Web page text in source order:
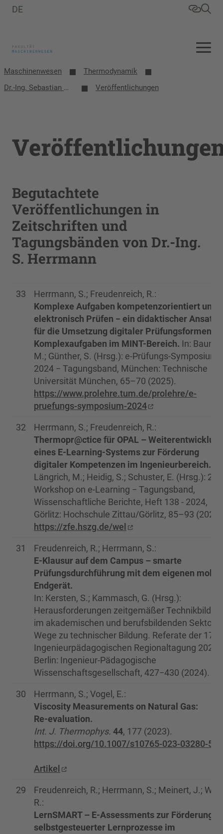
DE
Maschinenwesen
Thermodynamik
Dr.-Ing. Sebastian Herrmann
Veröffentlichungen
Begutachtete
Veröffentlichungen in
Zeitschriften und
Tagungsbänden von Dr.-Ing.
S. Herrmann
33
Herrmann, S.; Freudenreich, R.:
Komplexe Aufgaben kompetenzorientiert und
elektronisch Prüfen − ein didaktischer Ansatz
für die Umsetzung digitaler Prüfungsformen
Komplexaufgaben im MINT-Bereich. In: Baume,
M.; Günther, S. (Hrsg.): e-Prüfungs-Symposium
2024 − Tagungsband, München: Technische
Universität München, 65–70 (2025).
https://www.prolehre.tum.de/prolehre/e-
pruefungs-symposium-2024
32
Herrmann, S.; Freudenreich, R.:
Thermopr@ctice für OPAL –
eines E-Learning-Systems zur Förderung
digitaler Kompetenzen im Ingenieurbereich.
Längrich, M.; Heidig, S.; Schuster, E. (Hrsg.): 22.
Workshop on e-Learning − Tagungsband,
Wissenschaftliche Berichte, Heft 138 - 2024,
Görlitz: Hochschule Zittau/Görlitz, 85–93
https://zfe.hszg.de/wel
31
Freudenreich, R.; Herrmann, S.:
E-Klausur auf dem Campus – smarte
Prüfungsdurchführung mit dem eigenen
Endgerät.
In: Kersten, S.; Kammasch, G. (Hrsg.):
Herausforderungen zeitgemäßer
im akademischen und berufsbildenden Sektor −
Wege zu technischer Bildung. Referate der 17.
Ingenieurpädagogischen Regionaltagung 2023.
Berlin: Ingenieur-Pädagogische
Wissenschaftsgesellschaft, 427−430 (2024).
30
Herrmann, S.; Vogel, E.:
Viscosity Measurements on Natural Gas:
Re‑evaluation.
Int. J. Thermophys. 44, 177 (2023).
https://doi.org/10.1007/s10765-023-03280-5
Artikel
29
Freudenreich, R.; Herrmann, S.; Meinert, J.;
R.:
LernSMART – E-Assessments zur Förderung
selbstgesteuerter Lernprozesse im